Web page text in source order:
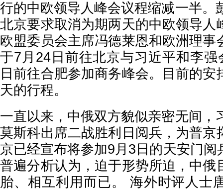
行的中欧领导人峰会议程缩减一半。
北京要求取消为期两天的中欧领导人
欧盟委员会主席冯德莱恩和欧洲理事
于7月24日前往北京与习近平和李
日前往合肥参加商务峰会。目前的安
天的行程。
一直以来，中俄双方貌似亲密无间，
莫斯科出席二战胜利日阅兵，为普京
京已经宣布将参加9月3日的天安门阅
普遍分析认为，迫于形势所迫，中俄
胎、相互利用而已。 海外时评人士